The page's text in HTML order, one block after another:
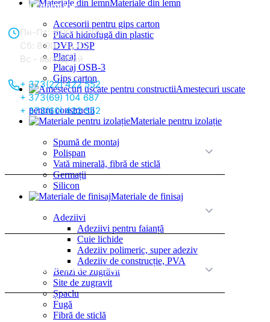
Materiale din lemn
Accesorii pentru gips carton
Placă hidrofugă din plastic
DVP, DSP
Placaj
Placaj OSB-3
Gips carton
Amestecuri uscate
pentru constructii
Materiale pentru izolație
Spumă de montaj
Polișpan
Vată minerală, fibră de sticlă
Germații
Silicon
Materiale de finisaj
Adeziivi
Adeziivi pentru faianță
Cuie lichide
Adeziiv polimeric, super adeziv
Adeziiv de construcție, PVA
Benzi de zugrăvit
Site de zugravit
Șpaclu
Fugă
Fibră de sticlă
Отдел продаж:
Пн-Пт: 8:00 - 17:00
Сб: 8:00 - 14:00,
Вс - выходной
+ 373(22) 422 552
+ 373(69) 104 687
+ 373(60) 422 552
Полезная информация